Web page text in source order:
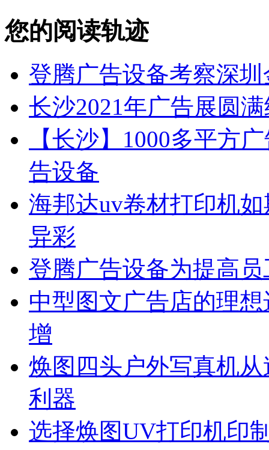
您的阅读轨迹
登腾广告设备考察深
长沙2021年广告展圆
【长沙】1000多平方
告设备
海邦达uv卷材打印机
异彩
登腾广告设备为提高
中型图文广告店的理
增
焕图四头户外写真机
利器
选择焕图UV打印机印